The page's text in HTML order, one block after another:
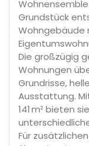
Grundstück
Wohngebäude
Die großzügig
Wohnungen
Grundrisse,
Ausstattung.
141 m² bieten
Für